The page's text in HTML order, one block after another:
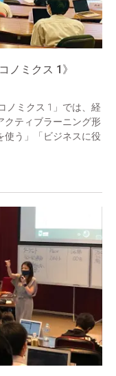
ノミクス 1》
ノミクス 1」では、経
クティブラーニング形
使う」「ビジネスに役